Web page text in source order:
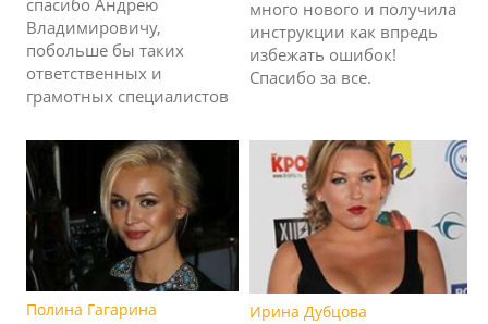
Владимировичу,
побольше бы таких
ответственных и
грамотных специалистов
много нового и получила
инструкции как впредь
избежать ошибок!
Спасибо за все.
Полина Гагарина Ирина Дубцова